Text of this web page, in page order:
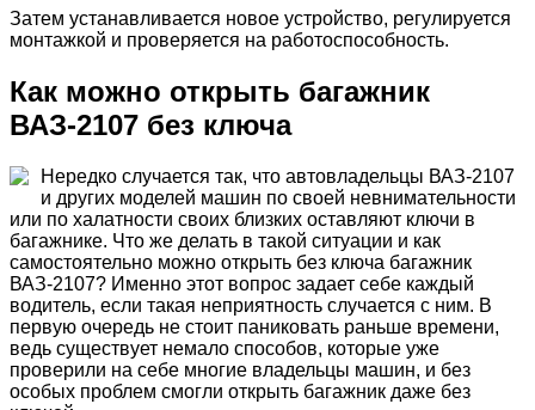
Затем устанавливается новое устройство, регулируется
монтажкой и проверяется на работоспособность.
Как можно открыть багажник
ВАЗ-2107 без ключа
Нередко случается так, что автовладельцы ВАЗ-2107
и других моделей машин по своей невнимательности
или по халатности своих близких оставляют ключи в
багажнике. Что же делать в такой ситуации и как
самостоятельно можно открыть без ключа багажник
ВАЗ-2107? Именно этот вопрос задает себе каждый
водитель, если такая неприятность случается с ним. В
первую очередь не стоит паниковать раньше времени,
ведь существует немало способов, которые уже
проверили на себе многие владельцы машин, и без
особых проблем смогли открыть багажник даже без